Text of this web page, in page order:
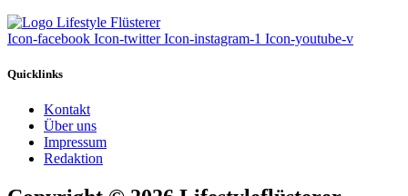
Icon-facebook Icon-twitter Icon-instagram-1 Icon-youtube-v
Quicklinks
Kontakt
Über uns
Impressum
Redaktion